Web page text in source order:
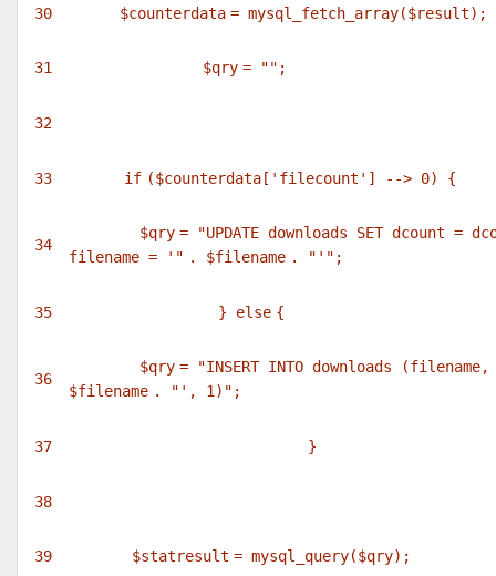
30 $counterdata = mysql_fetch_array($result);
31 $qry = "" ;
32
33 if ($counterdata[ 'filecount' ] --> 0) {
34
$qry =
"UPDATE downloads SET dcount =
filename = '" . $filename . "'" ;
35 } else {
36
$qry =
"INSERT INTO downloads
$filename . "', 1)" ;
37 }
38
39 $statresult = mysql_query($qry);